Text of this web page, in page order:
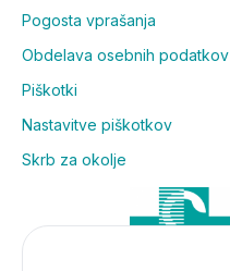
Pogosta vprašanja
Obdelava osebnih podatkov
Piškotki
Nastavitve piškotkov
Skrb za okolje